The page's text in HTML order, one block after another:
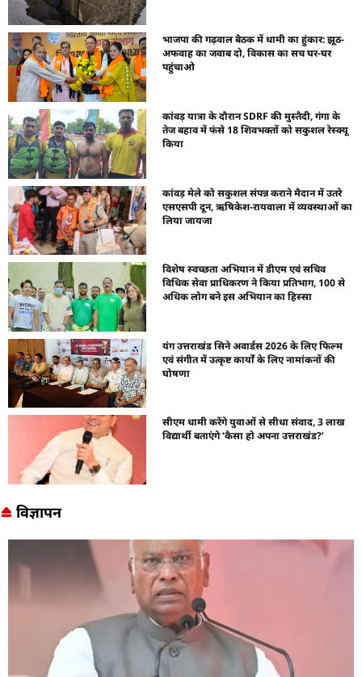
भाजपा की गढ़वाल बैठक में धामी का हुंकार: झूठ-
अफवाह का जवाब दो, विकास का सच घर-घर
पहुंचाओ
कांवड़ यात्रा के दौरान SDRF की मुस्तैदी, गंगा के
तेज बहाव में फंसे 18 शिवभक्तों को सकुशल रेस्क्यू
किया
कांवड़ मेले को सकुशल संपन्न कराने मैदान में उतरे
एसएसपी दून, ऋषिकेश-रायवाला में व्यवस्थाओं का
लिया जायजा
विशेष स्वच्छता अभियान में डीएम एवं सचिव
विधिक सेवा प्राधिकरण ने किया प्रतिभाग, 100 से
अधिक लोग बने इस अभियान का हिस्सा
यंग उत्तराखंड सिने अवार्डस 2026 के लिए फिल्म
एवं संगीत में उत्कृष्ट कार्यों के लिए नामांकनों की
घोषणा
सीएम धामी करेंगे युवाओं से सीधा संवाद, 3 लाख
विद्यार्थी बताएंगे ‘कैसा हो अपना उत्तराखंड?’
विज्ञापन